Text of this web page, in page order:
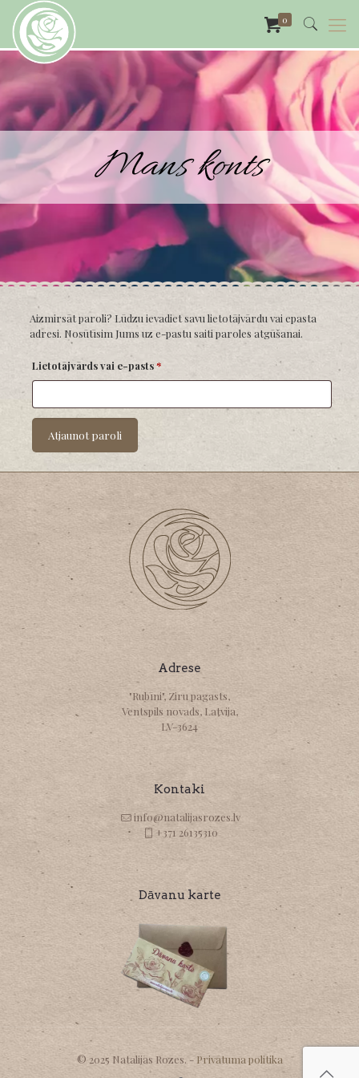
0
Mans konts
Aizmirsāt paroli? Lūdzu ievadiet savu lietotājvārdu vai epasta
adresi. Nosūtīsim Jums uz e-pastu saiti paroles atgūšanai.
Lietotājvārds vai e-pasts*Obligāts
Atjaunot paroli
Adrese
"Rubīni", Ziru pagasts,
Ventspils novads, Latvija,
LV-3624
Kontaki
info@natalijasrozes.lv
+371 26135310
Dāvanu karte
© 2025 Natalijas Rozes. - Privātuma politika